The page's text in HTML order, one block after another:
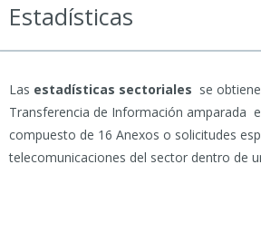
Estadísticas
Las estadísticas sectoriales se
Transferencia de Información amparada
compuesto de 16 Anexos o solicitudes
telecomunicaciones del sector dentro de